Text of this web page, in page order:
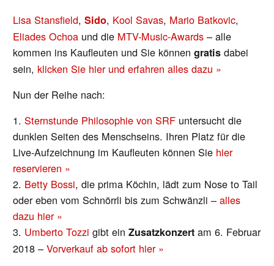
Lisa Stansfield,Sido, Kool Savas, Mario Batkovic,
Eliades Ochoa und die MTV-Music-Awards – alle
kommen ins Kaufleuten und Sie könnengratis dabei
sein, klicken Sie hier und erfahren alles dazu »
Nun der Reihe nach:
1.Sternstunde Philosophie von SRF untersucht die
dunklen Seiten des Menschseins. Ihren Platz für die
Live-Aufzeichnung im Kaufleuten können Sie hier
reservieren »
2. Betty Bossi, die prima Köchin, lädt zum Nose to Tail
oder eben vom Schnörrli bis zum Schwänzli –alles
dazu hier »
3. Umberto Tozzi gibt einZusatzkonzert am 6. Februar
2018 –Vorverkauf ab sofort hier »